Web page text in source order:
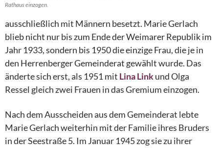
Rathaus einzogen.
ausschließlich mit Männern besetzt. Marie Gerlach
blieb nicht nur bis zum Ende der Weimarer Republik im
Jahr 1933, sondern bis 1950 die einzige Frau, die je in
den Herrenberger Gemeinderat gewählt wurde. Das
änderte sich erst, als 1951 mit Lina Linkund Olga
Ressel gleich zwei Frauen in das Gremium einzogen.
Nach dem Ausscheiden aus dem Gemeinderat lebte
Marie Gerlach weiterhin mit der Familie ihres Bruders
in der Seestraße 5. Im Januar 1945 zog sie zu ihrer